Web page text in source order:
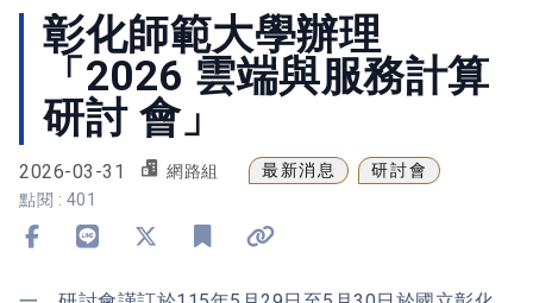
彰化師範大學辦理
「2026 雲端與服務計算
研討 會」
2026-03-31 網路組 最新消息
研討會
點閱 : 401